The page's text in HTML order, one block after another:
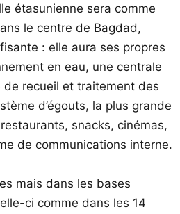
étasunienne sera comme
le centre de Bagdad,
: elle aura ses propres
en eau, une centrale
recueil et traitement des
d’égouts, la plus grande
snacks, cinémas,
de communications interne.
mais dans les bases
ci comme dans les 14